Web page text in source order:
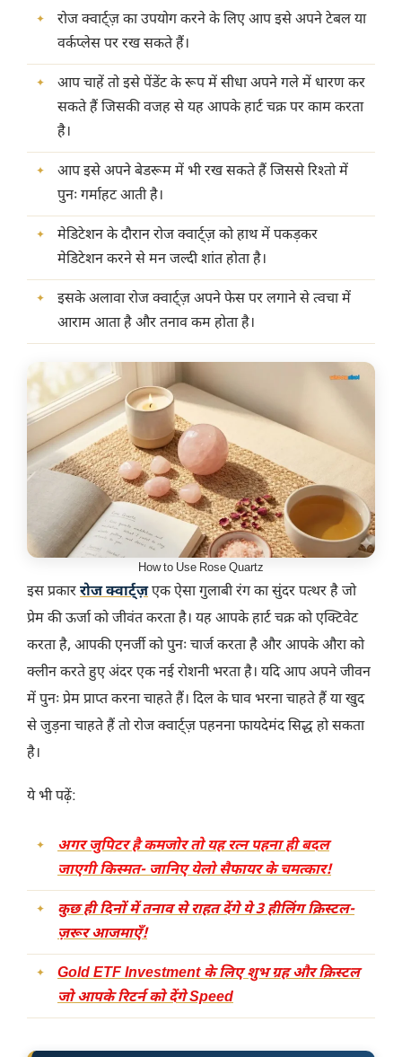
रोज क्वार्ट्ज़ का उपयोग करने के लिए आप इसे अपने टेबल या
वर्कप्लेस पर रख सकते हैं।
आप चाहें तो इसे पेंडेंट के रूप में सीधा अपने गले में धारण कर
सकते हैं जिसकी वजह से यह आपके हार्ट चक्र पर काम करता
है।
आप इसे अपने बेडरूम में भी रख सकते हैं जिससे रिश्तो में
पुनः गर्माहट आती है।
मेडिटेशन के दौरान रोज क्वार्ट्ज़ को हाथ में पकड़कर
मेडिटेशन करने से मन जल्दी शांत होता है।
इसके अलावा रोज क्वार्ट्ज़ अपने फेस पर लगाने से त्वचा में
आराम आता है और तनाव कम होता है।
How to Use Rose Quartz
इस प्रकाररोज क्वार्ट्ज़एक ऐसा गुलाबी रंग का सुंदर पत्थर है जो
प्रेम की ऊर्जा को जीवंत करता है। यह आपके हार्ट चक्र को एक्टिवेट
करता है, आपकी एनर्जी को पुनः चार्ज करता है और आपके औरा को
क्लीन करते हुए अंदर एक नई रोशनी भरता है। यदि आप अपने जीवन
में पुनः प्रेम प्राप्त करना चाहते हैं। दिल के घाव भरना चाहते हैं या खुद
से जुड़ना चाहते हैं तो रोज क्वार्ट्ज़ पहनना फायदेमंद सिद्ध हो सकता
है।
ये भी पढ़ें:
अगर जुपिटर है कमजोर तो यह रत्न पहना ही बदल
जाएगी किस्मत- जानिए येलो सैफायर के चमत्कार!
कुछ ही दिनों में तनाव से राहत देंगे ये 3 हीलिंग क्रिस्टल-
ज़रूर आजमाएँ!
Gold ETF Investment के लिए शुभ ग्रह और क्रिस्टल
जो आपके रिटर्न को देंगे Speed